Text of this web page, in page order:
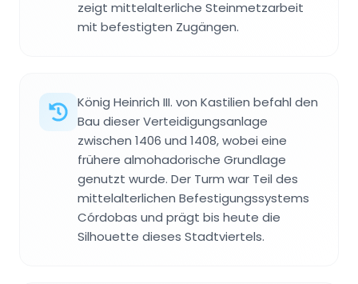
zeigt mittelalterliche Steinmetzarbeit
mit befestigten Zugängen.
König Heinrich III. von Kastilien befahl den
Bau dieser Verteidigungsanlage
zwischen 1406 und 1408, wobei eine
frühere almohadorische Grundlage
genutzt wurde. Der Turm war Teil des
mittelalterlichen Befestigungssystems
Córdobas und prägt bis heute die
Silhouette dieses Stadtviertels.